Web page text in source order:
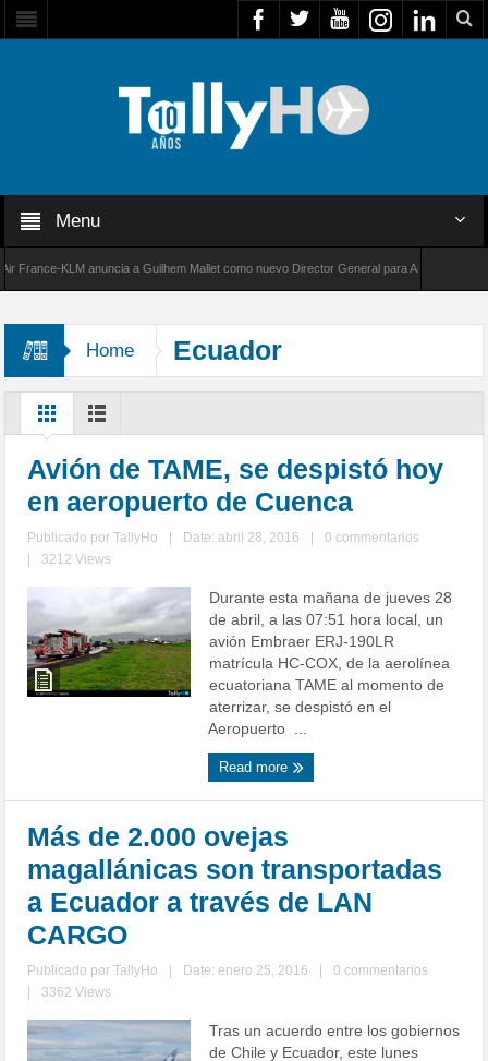
Menu
KLM anuncia a Guilhem Mallet como nuevo Director General para América Latina
Home Ecuador
Avión de TAME, se despistó hoy
en aeropuerto de Cuenca
Publicado porTallyHo Date: abril 28, 2016
0 commentarios
3212 Views
Durante esta mañana de jueves 28
de abril, a las 07:51 hora local, un
avión Embraer ERJ-190LR
matrícula HC-COX, de la aerolínea
ecuatoriana TAME al momento de
aterrizar, se despistó en el
Aeropuerto ...
Read more
Más de 2.000 ovejas
magallánicas son transportadas
a Ecuador a través de LAN
CARGO
Publicado porTallyHo Date: enero 25, 2016
0 commentarios
3362 Views
Tras un acuerdo entre los gobiernos
de Chile y Ecuador, este lunes